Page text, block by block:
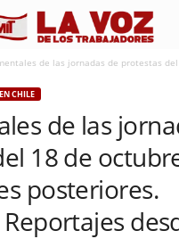
de las jornadas de protestas
CHILE
de las
18 de
posteriores.